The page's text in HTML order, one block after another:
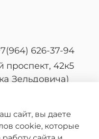
626-37-94
проспект, 42к5
Зельдовича)
контента без
сайт, вы даете
cookie, которые